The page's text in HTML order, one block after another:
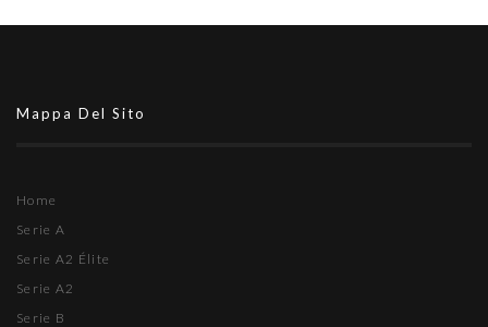
Mappa Del Sito
Home
Serie A
Serie A2 Élite
Serie A2
Serie B